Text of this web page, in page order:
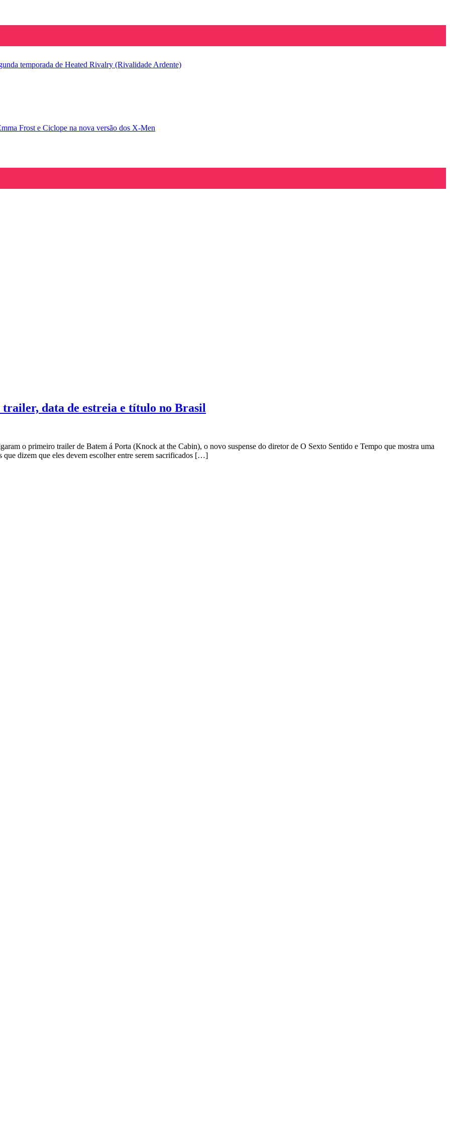
temporada de Heated Rivalry (Rivalidade Ardente)
Frost e Ciclope na nova versão dos X-Men
data de estreia e título no Brasil
o primeiro trailer de Batem á Porta (Knock at the Cabin), o novo suspense do diretor de O Sexto Sentido e Tempo que mostra uma
dizem que eles devem escolher entre serem sacrificados […]